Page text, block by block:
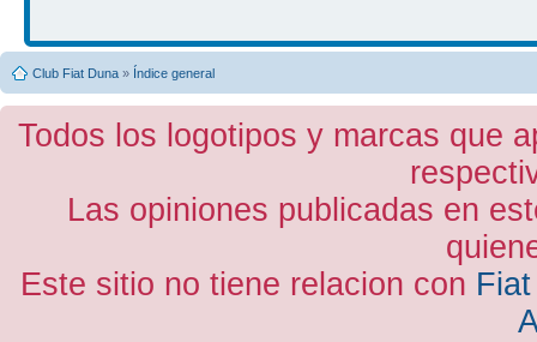
Club Fiat Duna » Índice general
Todos los logotipos y marcas que
Las opiniones publicadas en
Este sitio no tiene relacion con